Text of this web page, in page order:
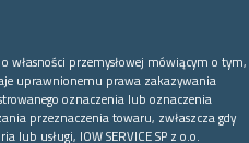
własności przemysłowej mówiącym o tym,
uprawnionemu prawa zakazywania
oznaczenia lub oznaczenia
przeznaczenia towaru, zwłaszcza gdy
lub usługi, IOW SERVICE SP z o.o.